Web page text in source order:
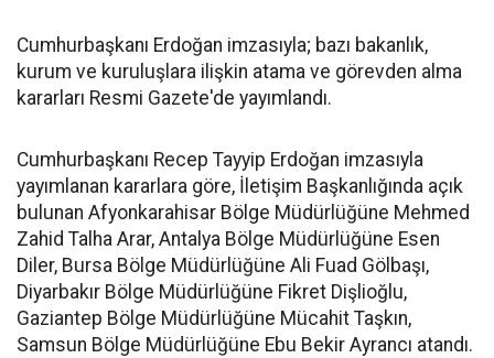
Cumhurbaşkanı Erdoğan imzasıyla; bazı bakanlık,
kurum ve kuruluşlara ilişkin atama ve görevden alma
kararları Resmi Gazete'de yayımlandı.
Cumhurbaşkanı Recep Tayyip Erdoğan imzasıyla
yayımlanan kararlara göre, İletişim Başkanlığında açık
bulunan Afyonkarahisar Bölge Müdürlüğüne Mehmed
Zahid Talha Arar, Antalya Bölge Müdürlüğüne Esen
Diler, Bursa Bölge Müdürlüğüne Ali Fuad Gölbaşı,
Diyarbakır Bölge Müdürlüğüne Fikret Dişlioğlu,
Gaziantep Bölge Müdürlüğüne Mücahit Taşkın,
Samsun Bölge Müdürlüğüne Ebu Bekir Ayrancı atandı.